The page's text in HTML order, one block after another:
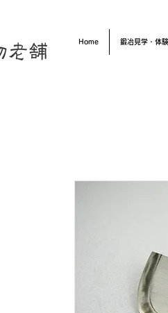
Home 鍛冶見学・体験